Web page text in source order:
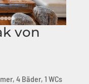
von
4 Bäder, 1 WCs